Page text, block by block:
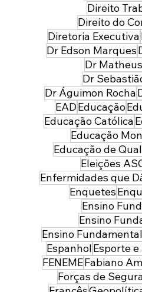
Direito
Direito do
Diretoria Executiva
Dr Edson Marques
Dr
Dr
Dr Águimon Rocha
EADEducação
Educação Católica
Educação
Educação de
Eleições
Enquetes
Ensino
Ensino
Ensino
EspanholEsporte e
FENEMEFabiano
Forças de